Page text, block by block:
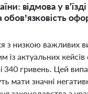
відмова у
з низкою важливих
із актуальних
гривень. Цей
значні